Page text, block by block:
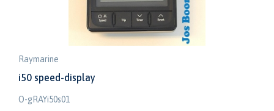
Raymarine
i50 speed-display
O-gRAYi50s01